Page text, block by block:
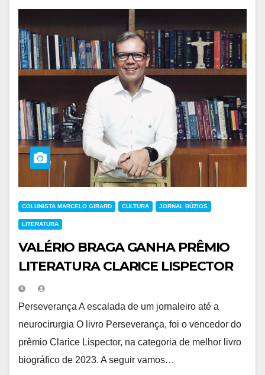
COLUNISTA MARCELO GIRARD CULTURA JORNAL BÚZIOS
LITERATURA
VALÉRIO BRAGA GANHA PRÊMIO
LITERATURA CLARICE LISPECTOR
Perseverança A escalada de um jornaleiro até a
neurocirurgia O livro Perseverança, foi o vencedor do
prêmio Clarice Lispector, na categoria de melhor livro
biográfico de 2023. A seguir vamos…